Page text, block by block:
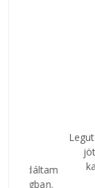
Legutóbb,
jöttünk
kaptam